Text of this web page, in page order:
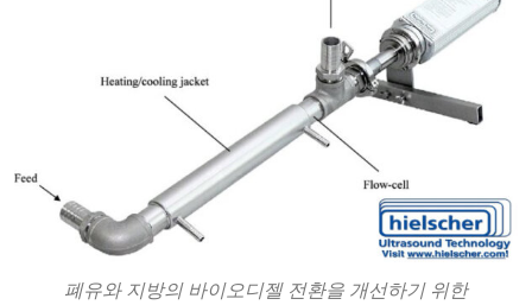
폐유와 지방의 바이오디젤 전환을 개선하기 위한